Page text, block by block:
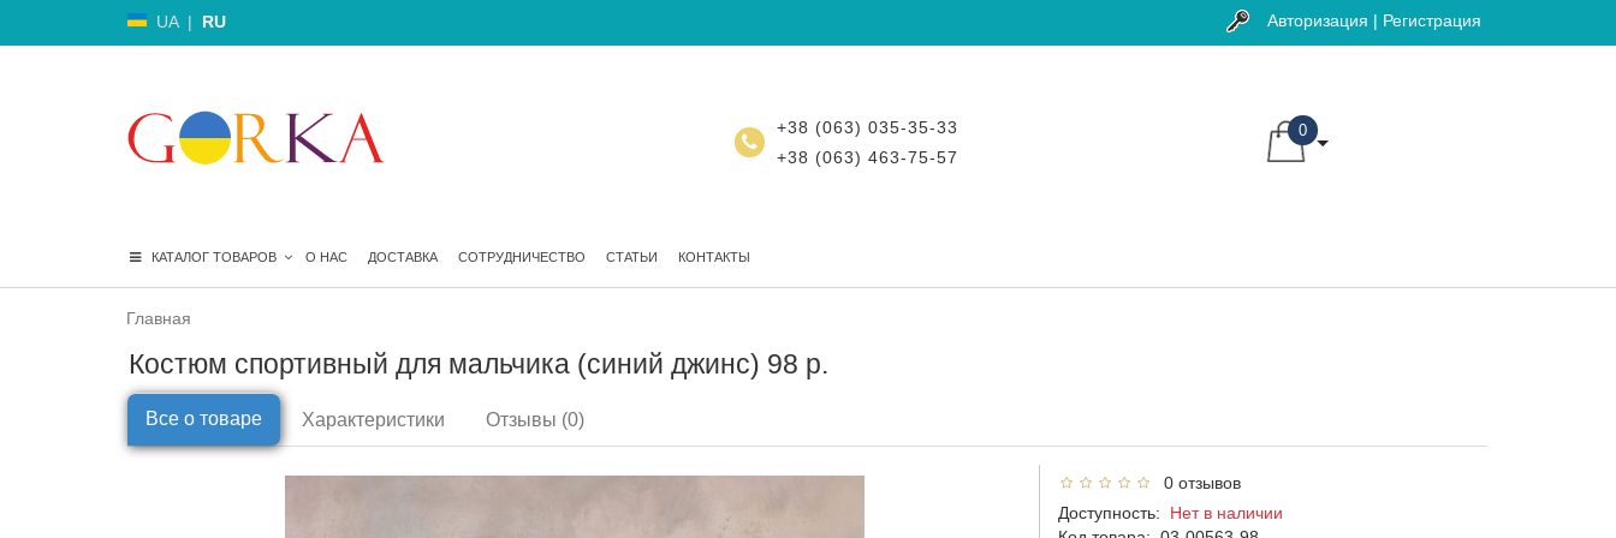
UA | RU Авторизация | Регистрация
+38 (063) 035-35-33
+38 (063) 463-75-57
0
КАТАЛОГ ТОВАРОВ О НАС ДОСТАВКА СОТРУДНИЧЕСТВО СТАТЬИ КОНТАКТЫ
Главная
Костюм спортивный для мальчика (синий джинс) 98 р.
Все о товаре Характеристики Отзывы (0)
0 отзывов
Доступность: Нет в наличии